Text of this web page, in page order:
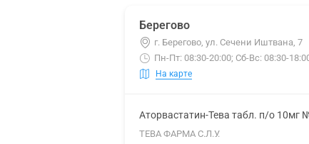
Берегово
г. Берегово, ул. Сечени Иштвана, 7
Пн-Пт: 08:30-20:00; Сб-Вс: 08:30-
На карте
Аторвастатин-Тева табл. п/о 10мг
ТЕВА ФАРМА С.Л.У.